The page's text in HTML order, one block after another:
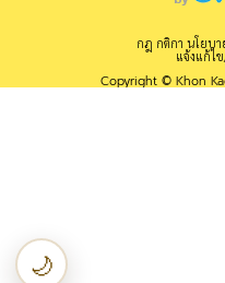
กฎ กติกา นโยบา
แจ้งแก้ไ
Copyright © Khon
🌙เปลี่ยนเป็นโหมดก